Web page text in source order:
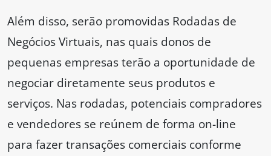
Além disso, serão promovidas Rodadas de
Negócios Virtuais, nas quais donos de
pequenas empresas terão a oportunidade de
negociar diretamente seus produtos e
serviços. Nas rodadas, potenciais compradores
e vendedores se reúnem de forma on-line
para fazer transações comerciais conforme